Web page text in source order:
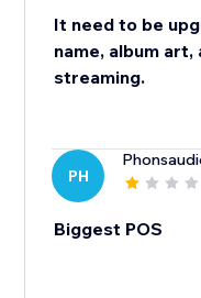
It need to be
name, album
streaming.
PH
Biggest POS